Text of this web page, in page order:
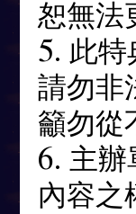
恕無法
5. 此特
請勿非
籲勿從
6. 主
內容之